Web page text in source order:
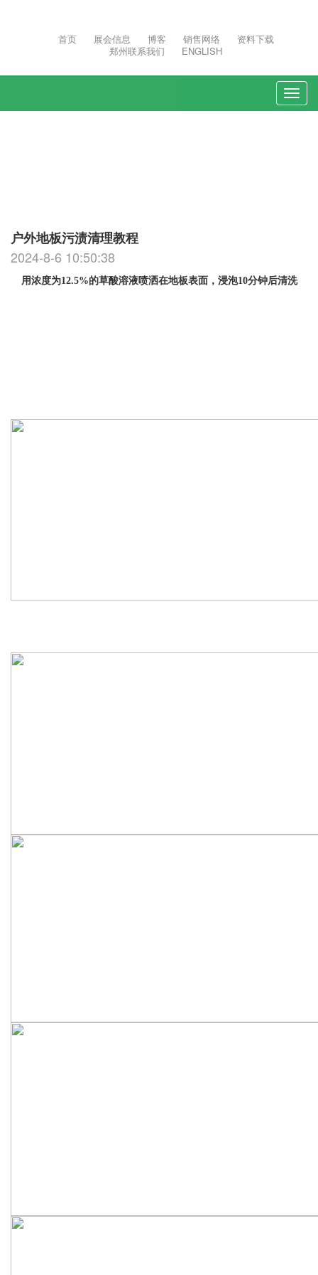
首页 展会信息 博客 销售网络
资料下载
郑州联系我们
ENGLISH
户外地板污渍清理教程
2024-8-6 10:50:38
用浓度为12.5%的草酸溶液喷洒在地板表面，浸泡10分钟后清洗